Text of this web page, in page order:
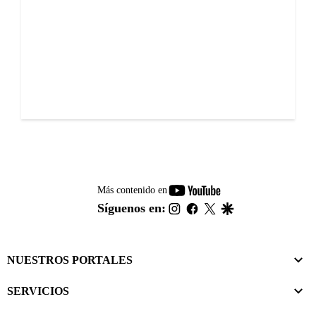
Más contenido en
youtube-
footer
Síguenos en: instagram
facebook
twitter
NUESTROS PORTALES
SERVICIOS